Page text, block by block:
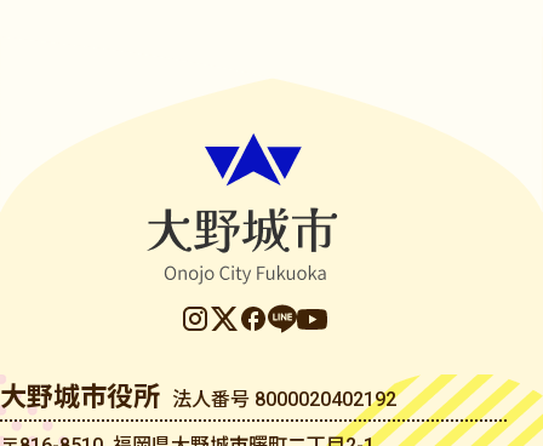
大野城市役所 法人番号 8000020402192